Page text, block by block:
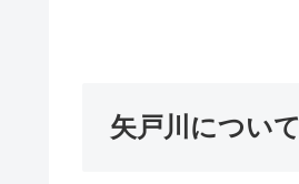
矢戸川について